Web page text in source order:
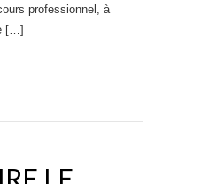
professionnel, à
[…]